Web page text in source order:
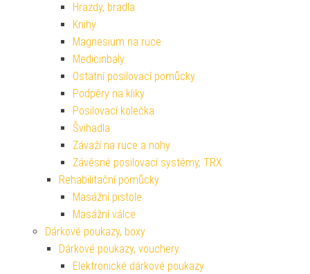
Hrazdy, bradla
Knihy
Magnesium na ruce
Medicinbaly
Ostatní posilovací pomůcky
Podpěry na kliky
Posilovací kolečka
Švihadla
Závaží na ruce a nohy
Závěsné posilovací systémy, TRX
Rehabilitační pomůcky
Masážní pistole
Masážní válce
Dárkové poukazy, boxy
Dárkové poukazy, vouchery
Elektronické dárkové poukazy